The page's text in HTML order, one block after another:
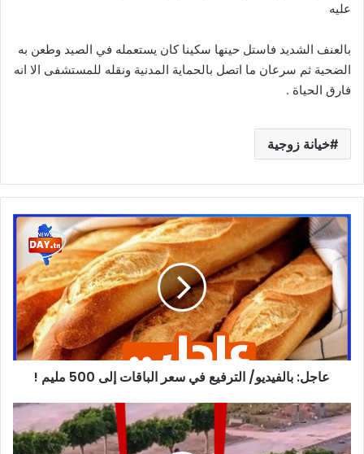
عليه
بالعنف الشديد فاستل حينها سكينا كان يستعمله في الصيد وطعن به
الضحية ثم سرعان ما اتصل بالحماية المدنية ونقله للمستشفى الا انه
فارق الحياة .
خيانة زوجية
عاجل:
بالفيديو/
الترفيع
سعر
الباقات
إلى
مليم
عاجل: بالفيديو/ الترفيع في سعر الباقات إلى 500 مليم !
قضية
طفل
سيدي